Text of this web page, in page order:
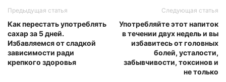
Предыдущая статья
Как перестать употреблять
сахар за 5 дней.
Избавляемся от сладкой
зависимости ради
крепкого здоровья
Следующая статья
Употребляйте этот напиток
в течении двух недель и вы
избавитесь от головных
болей, усталости,
забывчивости, токсинов и
не только